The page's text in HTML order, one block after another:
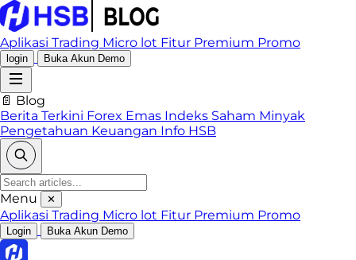
Aplikasi Trading Micro lot Fitur Premium Promo
login Buka Akun Demo
📄 Blog
Berita Terkini Forex Emas Indeks Saham Minyak
Pengetahuan Keuangan Info HSB
Menu ✕
Aplikasi Trading Micro lot Fitur Premium Promo
Login Buka Akun Demo